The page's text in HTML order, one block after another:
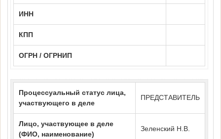
ИНН
КПП
ОГРН / ОГРНИП
Процессуальный статус лица,
участвующего в деле
ПРЕДСТАВИТЕЛЬ
Лицо, участвующее в деле
(ФИО, наименование)
Зеленский Н.В.